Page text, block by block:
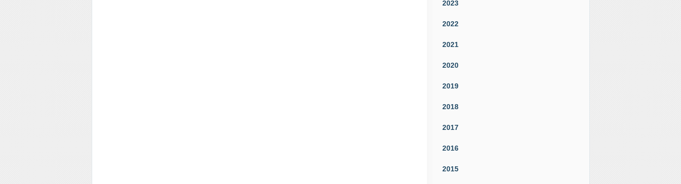
2023
2022
2021
2020
2019
2018
2017
2016
2015